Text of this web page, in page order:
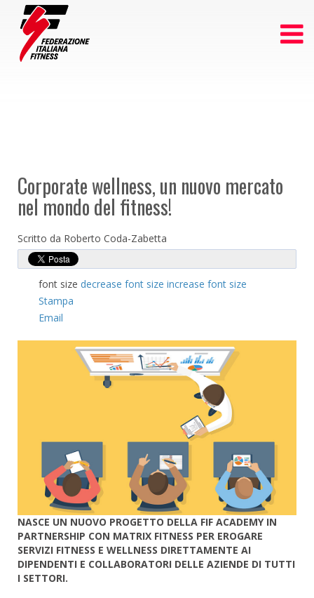
Corporate wellness, un nuovo mercato
nel mondo del fitness!
Scritto da Roberto Coda-Zabetta
font size decrease font size increase font size
Stampa
Email
NASCE UN NUOVO PROGETTO DELLA FIF ACADEMY IN
PARTNERSHIP CON MATRIX FITNESS PER EROGARE
SERVIZI FITNESS E WELLNESS DIRETTAMENTE AI
DIPENDENTI E COLLABORATORI DELLE AZIENDE DI TUTTI
I SETTORI.